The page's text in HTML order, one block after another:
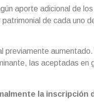
aporte adicional de
de cada uno
previamente
las aceptadas en
la inscripción